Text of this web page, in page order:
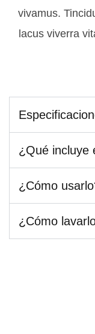
vivamus.
lacus viverra
¿Qué incluye
¿Cómo
¿Cómo